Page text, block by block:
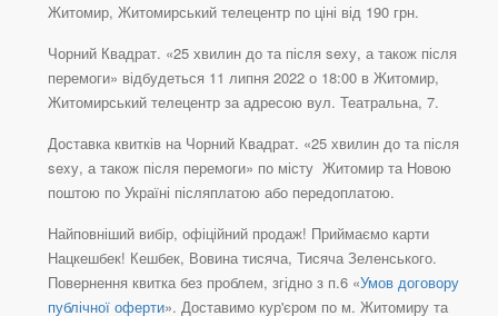
Житомир, Житомирський телецентр по ціні від 190 грн.
Чорний Квадрат. «25 хвилин до та після sexу, а також після
перемоги» відбудеться 11 липня 2022 о 18:00 в Житомир,
Житомирський телецентр за адресою вул. Театральна, 7.
Доставка квитків на Чорний Квадрат. «25 хвилин до та після
sexу, а також після перемоги» по місту Житомир та Новою
поштою по Україні післяплатою або передоплатою.
Найповніший вибір, офіційний продаж! Приймаємо карти
Нацкешбек! Кешбек, Вовина тисяча, Тисяча Зеленського.
Повернення квитка без проблем, згідно з п.6 «Умов договору
публічної оферти». Доставимо кур'єром по м. Житомиру та